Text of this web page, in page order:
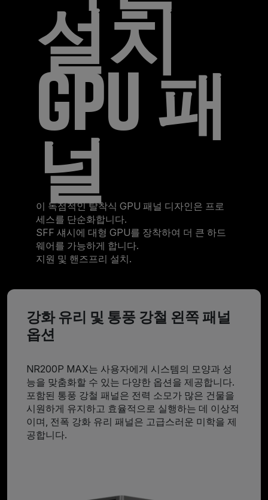
설치
GPU 패
널
이 독점적인 탈착식 GPU 패널 디자인은 프로
세스를 단순화합니다.
SFF 섀시에 대형 GPU를 장착하여 더 큰 하드
웨어를 가능하게 합니다.
지원 및 핸즈프리 설치.
강화 유리 및 통풍 강철 왼쪽 패널
옵션
NR200P MAX는 사용자에게 시스템의 모양과 성
능을 맞춤화할 수 있는 다양한 옵션을 제공합니다.
포함된 통풍 강철 패널은 전력 소모가 많은 건물을
시원하게 유지하고 효율적으로 실행하는 데 이상적
이며, 전폭 강화 유리 패널은 고급스러운 미학을 제
공합니다.